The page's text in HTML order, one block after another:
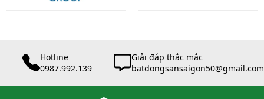
Hotline
0987.992.139
Giải đáp thắc mắc
batdongsansaigon50@gmail.com